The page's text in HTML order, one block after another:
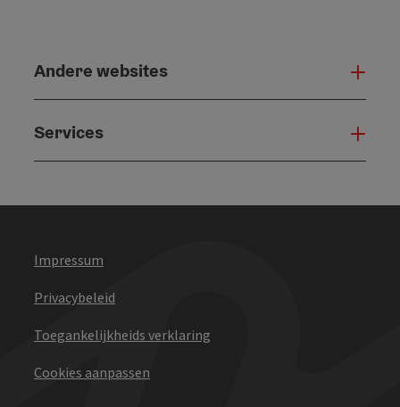
Andere websites
Services
Impressum
Privacybeleid
Toegankelijkheids verklaring
Cookies aanpassen